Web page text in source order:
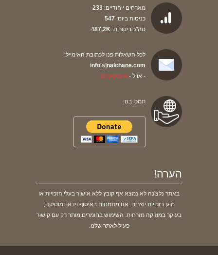
מארחים ייחודיים: 233
כניסות ביום: 547
סה"כ ביקורים: 487,2K
לכל השאלות פנו לכתובת האימייל:
info[a]nalchane.com
- או ל - אינסטגרם
תמכו בנו:
הערה!
באתר נלצ'נה לא נמצא אף קובץ ללא אישור בעלי הזכויות או
מוגן בזכויות יוצרים. אנו מתמחים באיסוף וידאו ומוסיקה,
בעיקר במוזיקה מזרחית. השימוש בחומרים מותר רק עם קישור
פעיל לאתר שלנו.